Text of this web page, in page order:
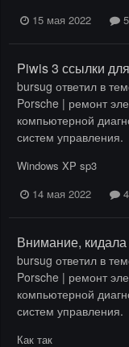
15 мая 2022
Piwis 3 ссылки
bursug ответил в
Porsche | ремонт
компьютерной
систем управления.
Windows XP sp3
14 мая 2022
Внимание, кидала
bursug ответил в
Porsche | ремонт
компьютерной
систем управления.
Как так